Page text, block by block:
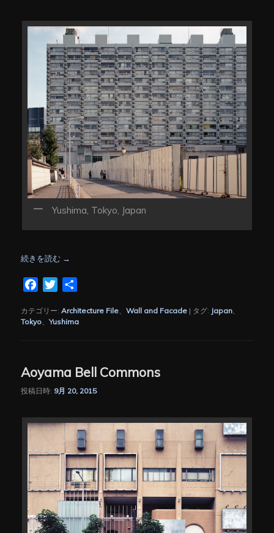
Yushima, Tokyo, Japan
続きを読む →
FacebookTwitter
カテゴリー: Architecture File 、Wall and Facade | タグ: Japan
Tokyo 、Yushima
Aoyama Bell Commons
投稿日時: 9月 20, 2015